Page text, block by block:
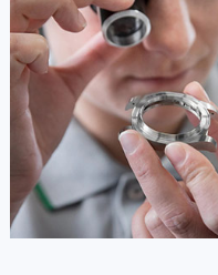
资深宝玑技师
是宝玑售后服务中心
(宝玑保养维修中心)
的高级技师之一
Tianjin Breguet Maintain center
 天津宝玑维修